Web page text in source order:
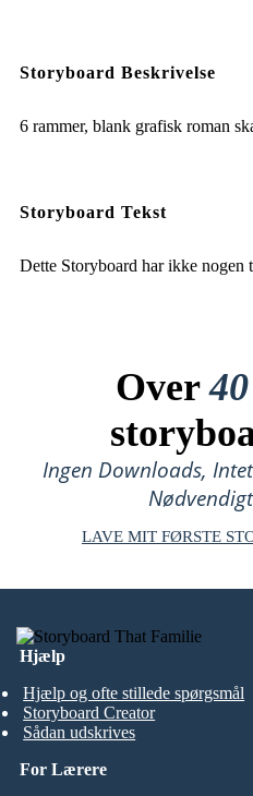
Storyboard Beskrivelse
6 rammer, blank grafisk roman
Storyboard Tekst
Dette Storyboard har ikke nogen
Over
Ingen Downloads,
LAVE MIT FØRSTE
Hjælp
Hjælp og ofte stillede spørgsmål
Storyboard Creator
Sådan udskrives
For Lærere